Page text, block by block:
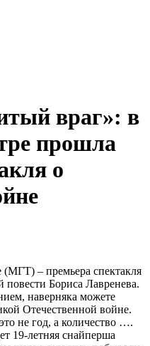
враг»: в
прошла
о
(МГТ) – премьера спектакля
Бориса Лавренева.
наверняка можете
Отечественной войне.
не год, а количество ….
19-летняя снайперша